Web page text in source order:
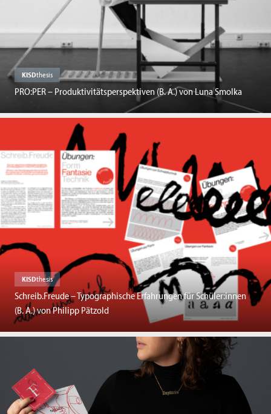
KISDthesis
PRO:PER – Produktivitätsperspektiven (B. A.) von Luna Smolka
KISDthesis
Schreib.Freude – Typographische Erfahrungen für Schüler:innen
(B. A.) von Philipp Pätzold